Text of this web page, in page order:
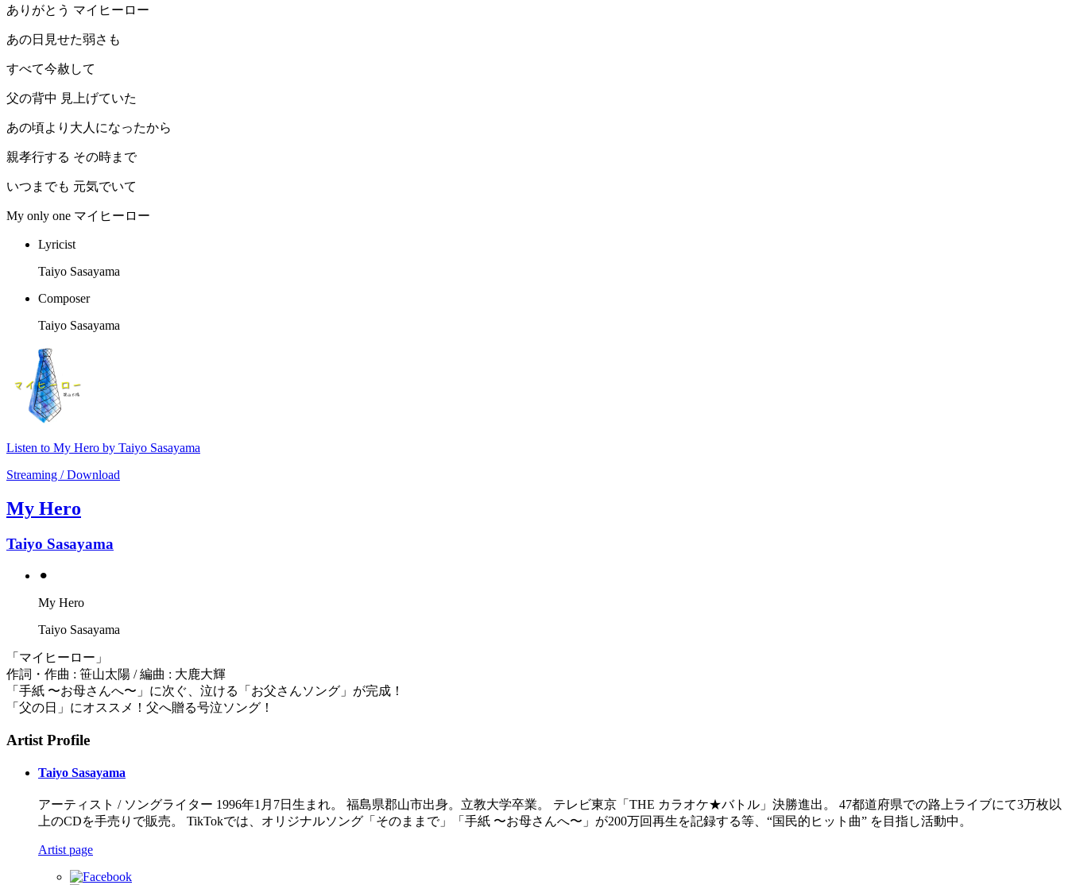
ありがとう マイヒーロー
あの日見せた弱さも
すべて今赦して
父の背中 見上げていた
あの頃より大人になったから
親孝行する その時まで
いつまでも 元気でいて
My only one マイヒーロー
Lyricist
Taiyo Sasayama
Composer
Taiyo Sasayama
Listen to My Hero by Taiyo Sasayama
Streaming / Download
My Hero
Taiyo Sasayama
⚫︎
My Hero
Taiyo Sasayama
「マイヒーロー」
作詞・作曲 : 笹山太陽 / 編曲 : 大鹿大輝
「手紙 〜お母さんへ〜」に次ぐ、泣ける「お父さんソング」が完成！
「父の日」にオススメ！父へ贈る号泣ソング！
Artist Profile
Taiyo Sasayama
アーティスト / ソングライター 1996年1月7日生まれ。 福島県郡山市出身。立教大学卒業。 テレビ東京「THE カラオケ★バトル」決勝進出。 47都道府県での路上ライブにて3万枚以
上のCDを手売りで販売。 TikTokでは、オリジナルソング「そのままで」「手紙 〜お母さんへ〜」が200万回再生を記録する等、“国民的ヒット曲” を目指し活動中。
Artist page